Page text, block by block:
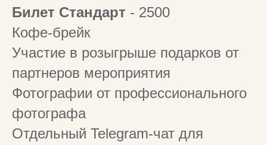
Билет Стандарт - 2500
Кофе-брейк
Участие в розыгрыше подарков от
партнеров мероприятия
Фотографии от профессионального
фотографа
Отдельный Telegram-чат для